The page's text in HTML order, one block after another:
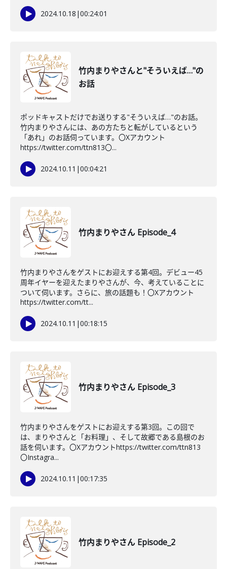
2024.10.18 |00:24:01
竹内まりやさんと"そういえば…"の
お話
ポッドキャストだけでお送りする"そういえば…"のお話。
竹内まりやさんには、あの方たちと転がしているという
「あれ」のお話伺っています。〇Xアカウント
https://twitter.com/ttn813〇...
2024.10.11 |00:04:21
竹内まりやさん Episode_4
竹内まりやさんをゲストにお迎えする第4回。デビュー45
周年イヤーを迎えたまりやさんが、今、考えていることに
ついて伺います。さらに、旅の話題も！〇Xアカウント
https://twitter.com/tt...
2024.10.11 |00:18:15
竹内まりやさん Episode_3
竹内まりやさんをゲストにお迎えする第3回。この回で
は、まりやさんと「お料理」、そして故郷である島根のお
話を伺います。〇Xアカウントhttps://twitter.com/ttn813
〇Instagra...
2024.10.11 |00:17:35
竹内まりやさん Episode_2